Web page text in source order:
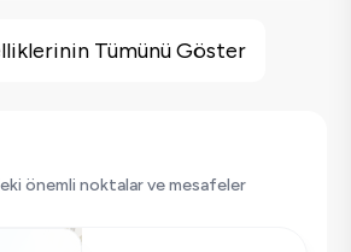
Tümünü Göster
önemli noktalar ve mesafeler